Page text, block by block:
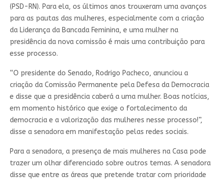
(PSD-RN). Para ela, os últimos anos trouxeram uma avanços
para as pautas das mulheres, especialmente com a criação
da Liderança da Bancada Feminina, e uma mulher na
presidência da nova comissão é mais uma contribuição para
esse processo.
“O presidente do Senado, Rodrigo Pacheco, anunciou a
criação da Comissão Permanente pela Defesa da Democracia
e disse que a presidência caberá a uma mulher. Boas notícias,
em momento histórico que exige o fortalecimento da
democracia e a valorização das mulheres nesse processo!”,
disse a senadora em manifestação pelas redes sociais.
Para a senadora, a presença de mais mulheres na Casa pode
trazer um olhar diferenciado sobre outros temas. A senadora
disse que entre as áreas que pretende tratar com prioridade